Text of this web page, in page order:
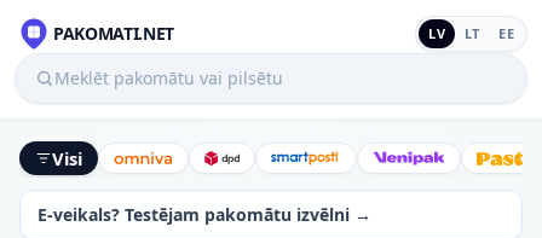
PAKOMATI.NET LV LT EE
Meklēt pakomātu vai pilsētu
Visi Omniva DPD SmartPostiVenipak
E-veikals? Testējam pakomātu izvēlni →